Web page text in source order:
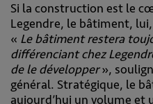
Si la construction est le
Legendre, le bâtiment,
« Le bâtiment restera
différenciant chez
de le développer»,
général. Stratégique, le
aujourd’hui un volume et